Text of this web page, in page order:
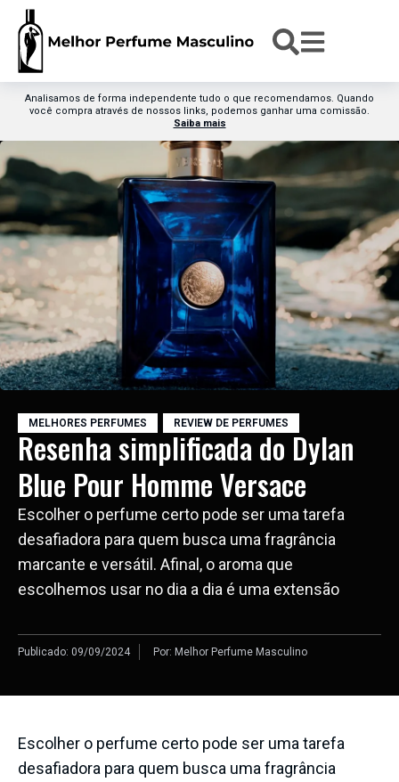
Analisamos de forma independente tudo o que recomendamos. Quando
você compra através de nossos links, podemos ganhar uma comissão.
Saiba mais
MELHORES PERFUMES REVIEW DE PERFUMES
Resenha simplificada do Dylan
Blue Pour Homme Versace
Escolher o perfume certo pode ser uma tarefa
desafiadora para quem busca uma fragrância
marcante e versátil. Afinal, o aroma que
escolhemos usar no dia a dia é uma extensão
Publicado: 09/09/2024 Por: Melhor Perfume Masculino
Escolher o perfume certo pode ser uma tarefa
desafiadora para quem busca uma fragrância